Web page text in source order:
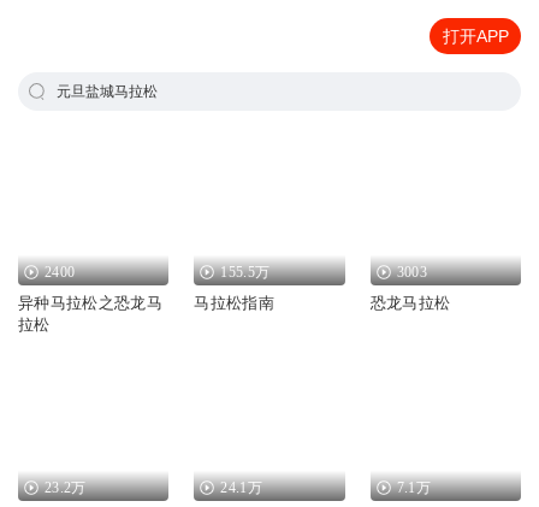
打开APP
元旦盐城马拉松
2400
异种马拉松之恐龙马
拉松
155.5万
马拉松指南
3003
恐龙马拉松
23.2万 24.1万 7.1万